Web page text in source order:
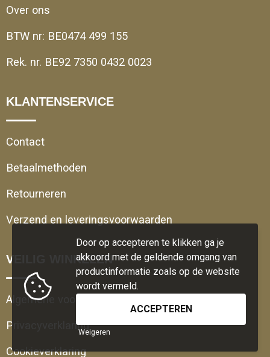
Over ons
BTW nr: BE0474 499 155
Rek. nr. BE92 7350 0432 0023
KLANTENSERVICE
Contact
Betaalmethoden
Retourneren
Verzend en leveringsvoorwaarden
VEILIG WINKELEN
Algemene voorwaarden
Privacyverklaring
Cookieverklaring
Door op accepteren te klikken ga je
akkoord met de geldende omgang van
productinformatie zoals op de website
wordt vermeld.
Weigeren